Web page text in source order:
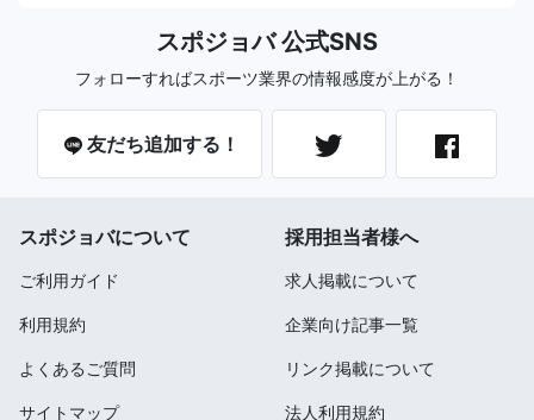
スポジョバ 公式SNS
フォローすればスポーツ業界の情報感度が上がる！
友だち追加する！
スポジョバについて
ご利用ガイド
利用規約
よくあるご質問
サイトマップ
採用担当者様へ
求人掲載について
企業向け記事一覧
リンク掲載について
法人利用規約